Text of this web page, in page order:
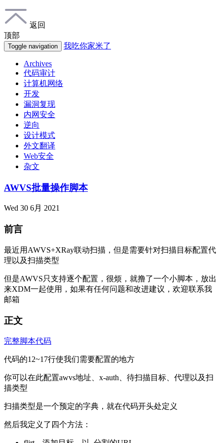
返回
顶部
Toggle navigation 我吃你家米了
Archives
代码审计
计算机网络
开发
漏洞复现
内网安全
逆向
设计模式
外文翻译
Web安全
杂文
AWVS批量操作脚本
Wed 30 6月 2021
前言
最近用AWVS+XRay联动扫描，但是需要针对扫描目标配置代
理以及扫描类型
但是AWVS只支持逐个配置，很烦，就撸了一个小脚本，放出
来XDM一起使用，如果有任何问题和改进建议，欢迎联系我
邮箱
正文
完整脚本代码
代码的12~17行使我们需要配置的地方
你可以在此配置awvs地址、x-auth、待扫描目标、代理以及扫
描类型
扫描类型是一个预定的字典，就在代码开头处定义
然后我定义了四个方法：